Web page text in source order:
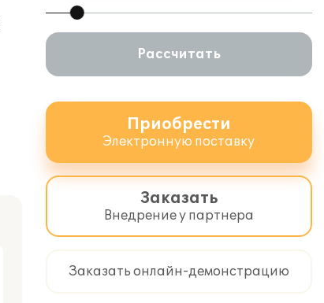
Рассчитать
Приобрести
Электронную поставку
Заказать
Внедрение у партнера
Заказать онлайн-демонстрацию